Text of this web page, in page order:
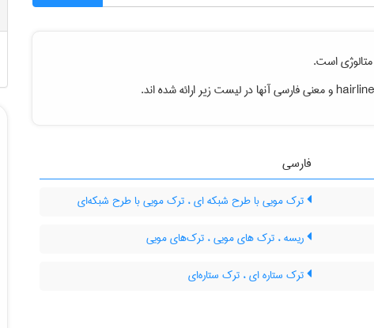
است.
و معنی فارسی آنها در لیست زیر ارائه شده اند.
فارسی
ترک مویی با طرح شبکه ای ، ترک مویی با طرح شبکه‌ای
ریسه ، ترک های مویی ، ترک‌های مویی
ترک ستاره ای ، ترک ستاره‌ای